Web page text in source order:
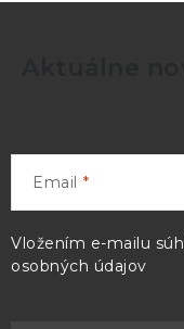
Email
Vložením e-mailu
osobných údajov